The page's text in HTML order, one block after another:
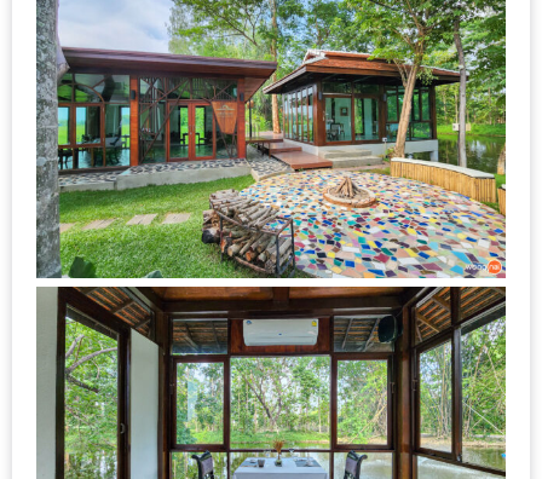
เพลิน
HFG
E-
NEWS
GAME
(SABAI
SEAFOOD)
HOMEPRO
FAIR
2017
เชียงใหม่